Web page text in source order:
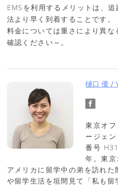
EMSを利用するメリットは、
法より早く到着することです。
料金については重さにより異な
確認ください～。
樋口 優 /
東京オ
ージェ
番号
年。東京
アメリカに留学中の弟を訪れ
や留学生活を垣間見て「私も